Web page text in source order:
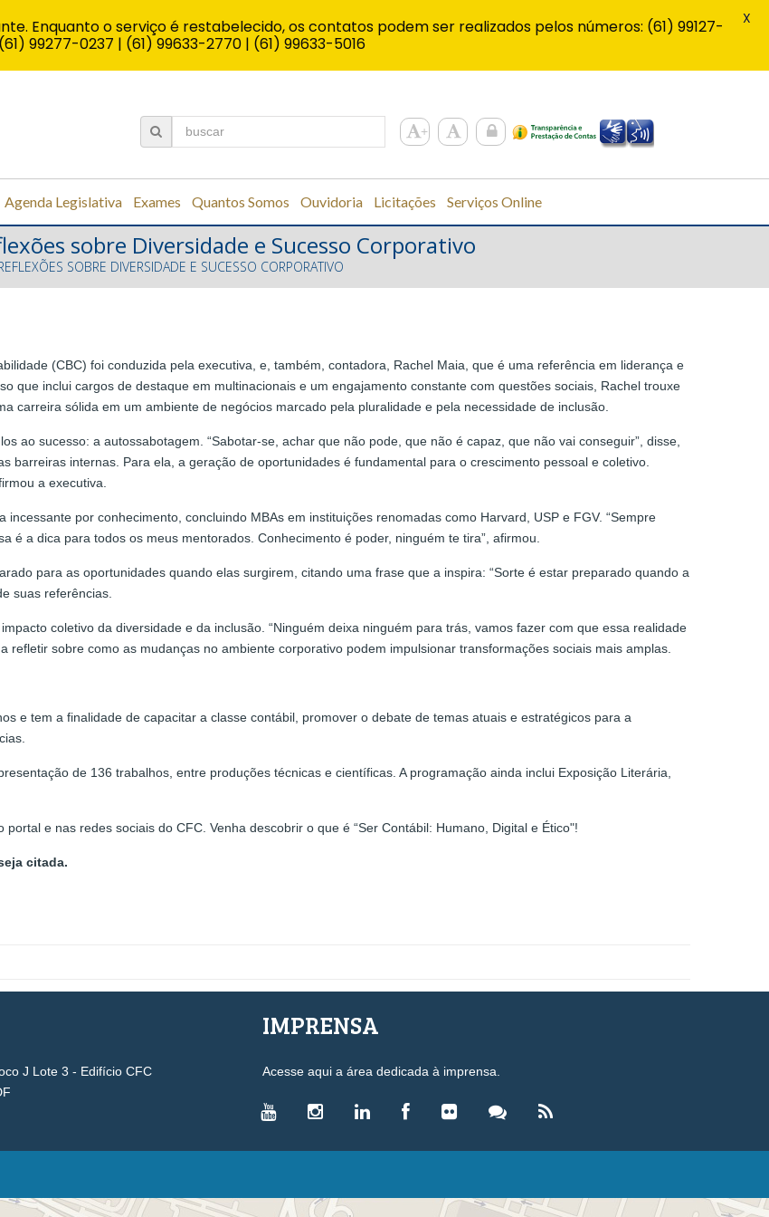
Agenda Legislativa Exames Quantos Somos Ouvidoria Licitações Serviços Online
sobre Diversidade e Sucesso Corporativo
SOBRE DIVERSIDADE E SUCESSO CORPORATIVO
(CBC) foi conduzida pela executiva, e, também, contadora, Rachel Maia, que é uma referência em liderança e
que inclui cargos de destaque em multinacionais e um engajamento constante com questões sociais, Rachel trouxe
carreira sólida em um ambiente de negócios marcado pela pluralidade e pela necessidade de inclusão.
ao sucesso: a autossabotagem. “Sabotar-se, achar que não pode, que não é capaz, que não vai conseguir”, disse,
barreiras internas. Para ela, a geração de oportunidades é fundamental para o crescimento pessoal e coletivo.
a executiva.
por conhecimento, concluindo MBAs em instituições renomadas como Harvard, USP e FGV. “Sempre
é a dica para todos os meus mentorados. Conhecimento é poder, ninguém te tira”, afirmou.
para as oportunidades quando elas surgirem, citando uma frase que a inspira: “Sorte é estar preparado quando a
suas referências.
coletivo da diversidade e da inclusão. “Ninguém deixa ninguém para trás, vamos fazer com que essa realidade
refletir sobre como as mudanças no ambiente corporativo podem impulsionar transformações sociais mais amplas.
e tem a finalidade de capacitar a classe contábil, promover o debate de temas atuais e estratégicos para a
de 136 trabalhos, entre produções técnicas e científicas. A programação ainda inclui Exposição Literária,
e nas redes sociais do CFC. Venha descobrir o que é “Ser Contábil: Humano, Digital e Ético"!
citada.
J Lote 3 - Edifício CFC
IMPRENSA
Acesse aqui a área dedicada à imprensa.
PRESIDÊNCIAS LEGISLAÇÃO
Enquanto o serviço é restabelecido, os contatos podem ser realizados pelos números: (61) 99127-
99277-0237 | (61) 99633-2770 | (61) 99633-5016
X